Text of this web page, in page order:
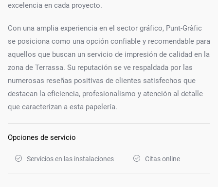
excelencia en cada proyecto.
Con una amplia experiencia en el sector gráfico, Punt-Gràfic
se posiciona como una opción confiable y recomendable para
aquellos que buscan un servicio de impresión de calidad en la
zona de Terrassa. Su reputación se ve respaldada por las
numerosas reseñas positivas de clientes satisfechos que
destacan la eficiencia, profesionalismo y atención al detalle
que caracterizan a esta papelería.
Opciones de servicio
Servicios en las instalaciones Citas online